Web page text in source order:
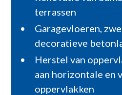
terrassen
Garagevloeren,
decoratieve
Herstel van
aan horizontale en
oppervlakken